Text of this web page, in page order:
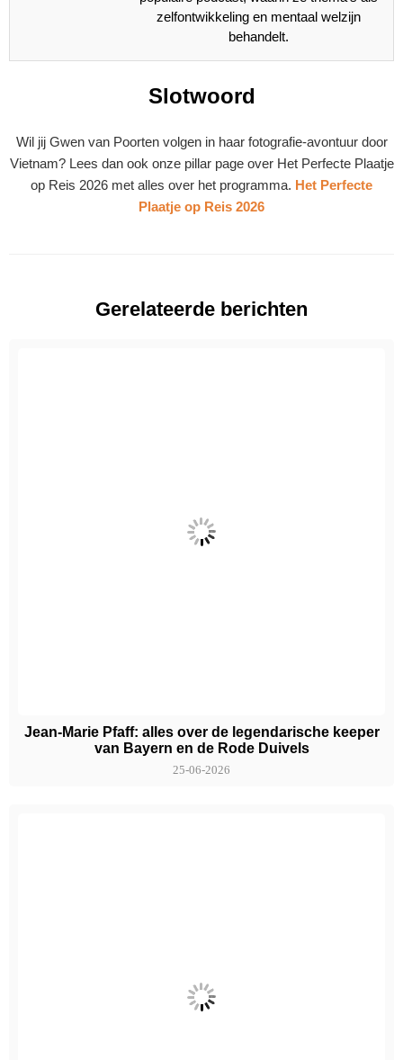
zelfontwikkeling en mentaal welzijn
behandelt.
Slotwoord
Wil jij Gwen van Poorten volgen in haar fotografie-avontuur door
Vietnam? Lees dan ook onze pillar page over Het Perfecte Plaatje
op Reis 2026 met alles over het programma. Het Perfecte
Plaatje op Reis 2026
Gerelateerde berichten
Jean-Marie Pfaff: alles over de legendarische keeper
van Bayern en de Rode Duivels
25-06-2026